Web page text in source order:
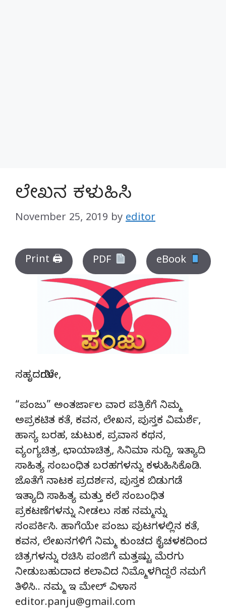
ಲೇಖನ ಕಳುಹಿಸಿ
November 25, 2019 by editor
Print 🖨 PDF eBook
ಸಹೃದಯಿಗಳೇ,
“ಪಂಜು” ಅಂತರ್ಜಾಲ ವಾರ ಪತ್ರಿಕೆಗೆ ನಿಮ್ಮ
ಅಪ್ರಕಟಿತ ಕತೆ, ಕವನ, ಲೇಖನ, ಪುಸ್ತಕ ವಿಮರ್ಶೆ,
ಹಾಸ್ಯ ಬರಹ, ಚುಟುಕ, ಪ್ರವಾಸ ಕಥನ,
ವ್ಯಂಗ್ಯಚಿತ್ರ, ಛಾಯಾಚಿತ್ರ, ಸಿನಿಮಾ ಸುದ್ದಿ, ಇತ್ಯಾದಿ
ಸಾಹಿತ್ಯ ಸಂಬಂಧಿತ ಬರಹಗಳನ್ನು ಕಳುಹಿಸಿಕೊಡಿ.
ಜೊತೆಗೆ ನಾಟಕ ಪ್ರದರ್ಶನ, ಪುಸ್ತಕ ಬಿಡುಗಡೆ
ಇತ್ಯಾದಿ ಸಾಹಿತ್ಯ ಮತ್ತು ಕಲೆ ಸಂಬಂಧಿತ
ಪ್ರಕಟಣೆಗಳನ್ನು ನೀಡಲು ಸಹ ನಮ್ಮನ್ನು
ಸಂಪರ್ಕಿಸಿ. ಹಾಗೆಯೇ ಪಂಜು ಪುಟಗಳಲ್ಲಿನ ಕತೆ,
ಕವನ, ಲೇಖನಗಳಿಗೆ ನಿಮ್ಮ ಕುಂಚದ ಕೈಚಳಕದಿಂದ
ಚಿತ್ರಗಳನ್ನು ರಚಿಸಿ ಪಂಜಿಗೆ ಮತ್ತಷ್ಟು ಮೆರಗು
ನೀಡುಬಹುದಾದ ಕಲಾವಿದ ನಿಮ್ಮೊಳಗಿದ್ದರೆ ನಮಗೆ
ತಿಳಿಸಿ.. ನಮ್ಮ ಇ ಮೇಲ್ ವಿಳಾಸ
editor.panju@gmail.com